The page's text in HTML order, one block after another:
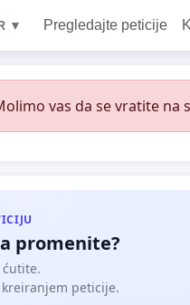
▼ Pregledajte peticije
vas da se vratite
promenite?
ćutite.
peticije.